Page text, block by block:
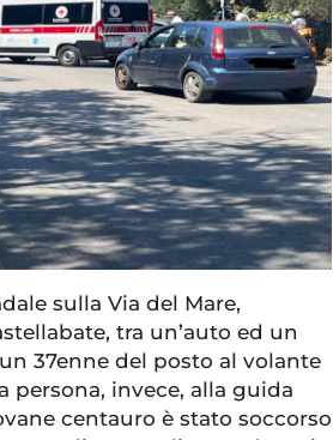
sulla Via del Mare,
tra un’auto ed un
37enne del posto al volante
persona, invece, alla guida
centauro è stato soccorso